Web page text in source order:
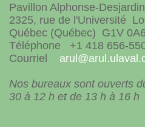
Pavillon Alphonse-
2325, rue de l'Université
Québec (Québec) G1V 0A6
Téléphone +1 418 656-
Courriel
Nos bureaux sont ouverts
30 à 12 h et de 13 h à 16 h